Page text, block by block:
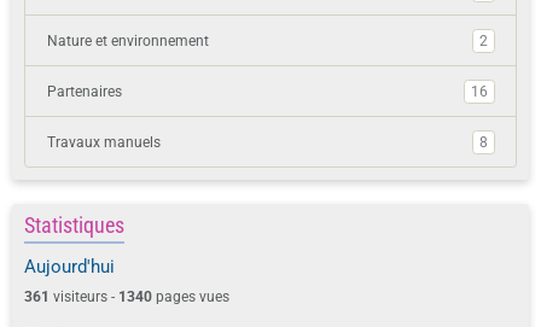
Nature et environnement 2
Partenaires 16
Travaux manuels 8
Statistiques
Aujourd'hui
361 visiteurs - 1340 pages vues